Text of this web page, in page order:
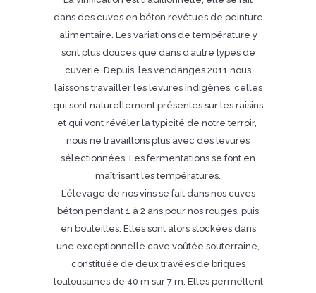
dans des cuves en béton revêtues de peinture
alimentaire. Les variations de température y
sont plus douces que dans d’autre types de
cuverie. Depuis les vendanges 2011 nous
laissons travailler les levures indigènes, celles
qui sont naturellement présentes sur les raisins
et qui vont révéler la typicité de notre terroir,
nous ne travaillons plus avec des levures
sélectionnées. Les fermentations se font en
maîtrisant les températures.
L’élevage de nos vins se fait dans nos cuves
béton pendant 1 à 2 ans pour nos rouges, puis
en bouteilles. Elles sont alors stockées dans
une exceptionnelle cave voûtée souterraine,
constituée de deux travées de briques
toulousaines de 40 m sur 7 m. Elles permettent